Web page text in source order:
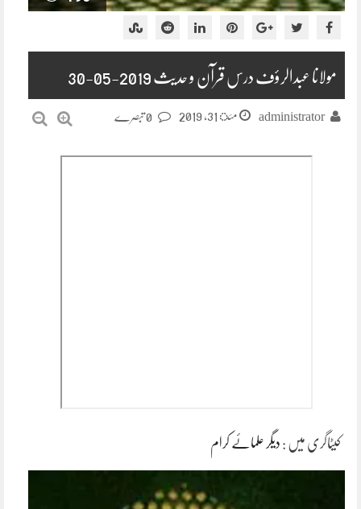
مولانا عبدالرؤف درس قرآن و حدیث 2019-05-30
administrator مئ 31, 2019
کیٹاگری میں : دیگر علمائے کرام